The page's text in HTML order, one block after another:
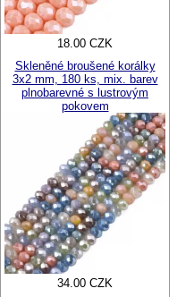
18.00 CZK
Skleněné broušené korálky
3x2 mm, 180 ks, mix. barev
plnobarevné s lustrovým
pokovem
34.00 CZK